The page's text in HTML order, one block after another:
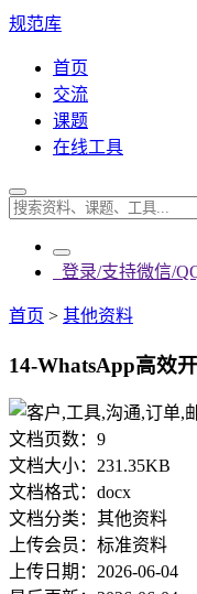
规范库
首页
交流
课题
在线工具
登录/支持微信/
首页 > 其他资料
14-WhatsApp高效
文档页数： 9
文档大小： 231.35KB
文档格式： docx
文档分类： 其他资料
上传会员： 标准资料
上传日期： 2026-06-04